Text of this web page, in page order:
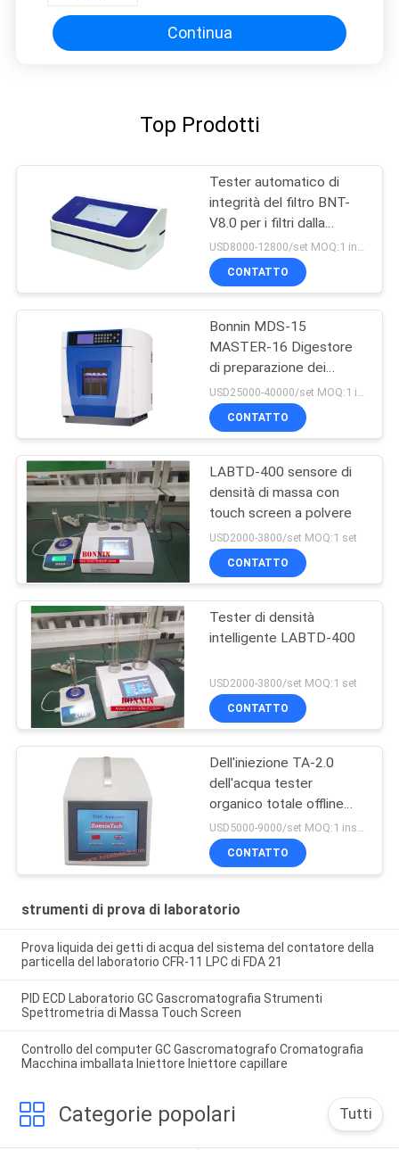
Continua
Top Prodotti
Tester automatico di
integrità del filtro BNT-
V8.0 per i filtri dalla
capsula e la membrana di
ultrafiltrazione
USD8000-12800/set MOQ:1 insieme
CONTATTO
Bonnin MDS-15
MASTER-16 Digestore
di preparazione dei
campioni Sistema di
digestione di estrazione
a microonde
USD25000-40000/set MOQ:1 insieme
CONTATTO
LABTD-400 sensore di
densità di massa con
touch screen a polvere
USD2000-3800/set MOQ:1 set
CONTATTO
Tester di densità
intelligente LABTD-400
USD2000-3800/set MOQ:1 set
CONTATTO
Dell'iniezione TA-2.0
dell'acqua tester
organico totale offline
portatile di TOC
dell'analizzatore del
carbonio online
USD5000-9000/set MOQ:1 insieme
CONTATTO
strumenti di prova di laboratorio
Prova liquida dei getti di acqua del sistema del contatore della
particella del laboratorio CFR-11 LPC di FDA 21
PID ECD Laboratorio GC Gascromatografia Strumenti
Spettrometria di Massa Touch Screen
Controllo del computer GC Gascromatografo Cromatografia
Macchina imballata Iniettore Iniettore capillare
Categorie popolari Tutti